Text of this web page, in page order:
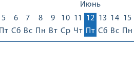
Июнь
5
Пт
6
Сб
7
Вс
8
Пн
9
Вт
10
Ср
11
Чт
12
Пт
13
Сб
14
Вс
15
Пн